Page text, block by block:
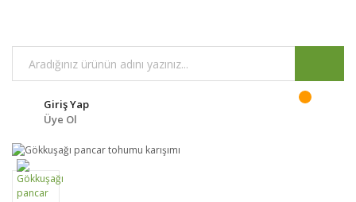
Giriş Yap
Üye Ol